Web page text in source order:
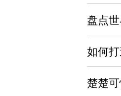
盘点
如何
楚楚